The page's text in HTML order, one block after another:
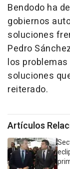
Bendodo ha
gobiernos
soluciones
Pedro
los
soluciones
reiterado.
Artículos